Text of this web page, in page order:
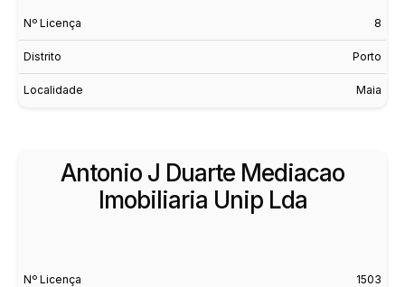
Nº Licença 8
Distrito Porto
Localidade Maia
Antonio J Duarte Mediacao
Imobiliaria Unip Lda
Nº Licença 1503